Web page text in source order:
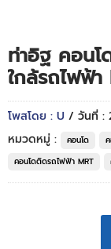
ท่าอิฐ คอน
ใกล้รถไฟฟ้
โพสโดย : U / วันที่ :
หมวดหมู่ :
คอนโด
คอนโดติดรถไฟฟ้า MRT